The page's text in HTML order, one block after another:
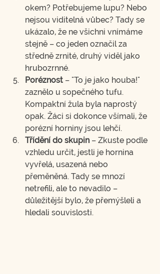
okem? Potřebujeme lupu? Nebo
nejsou viditelná vůbec? Tady se
ukázalo, že ne všichni vnímáme
stejně – co jeden označil za
středně zrnité, druhý viděl jako
hrubozrnné.
Poréznost – "To je jako houba!"
zaznělo u sopečného tufu.
Kompaktní žula byla naprostý
opak. Žáci si dokonce všímali, že
porézní horniny jsou lehčí.
Třídění do skupin – Zkuste podle
vzhledu určit, jestli je hornina
vyvřelá, usazená nebo
přeměněná. Tady se mnozí
netrefili, ale to nevadilo –
důležitější bylo, že přemýšleli a
hledali souvislosti.